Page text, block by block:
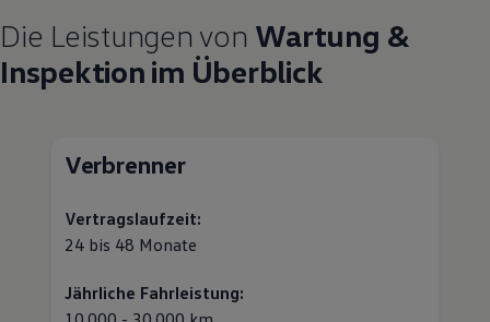
Die Leistungen von Wartung &
Inspektion im Überblick
Verbrenner
Vertragslaufzeit:
24 bis 48 Monate
Jährliche Fahrleistung: